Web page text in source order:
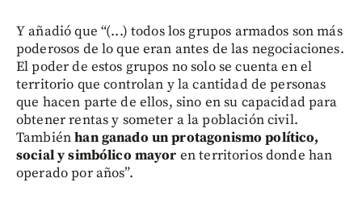
Y añadió que “(...) todos los grupos armados son más
poderosos de lo que eran antes de las negociaciones.
El poder de estos grupos no solo se cuenta en el
territorio que controlan y la cantidad de personas
que hacen parte de ellos, sino en su capacidad para
obtener rentas y someter a la población civil.
Tambiénhan ganado un protagonismo político,
social y simbólico mayor en territorios donde han
operado por años”.